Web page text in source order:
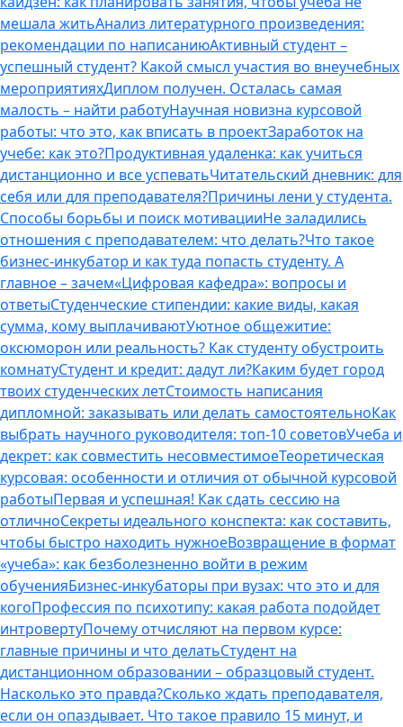
мешала житьАнализ литературного произведения:
рекомендации по написаниюАктивный студент –
успешный студент? Какой смысл участия во внеучебных
мероприятияхДиплом получен. Осталась самая
малость – найти работуНаучная новизна курсовой
работы: что это, как вписать в проектЗаработок на
учебе: как это?Продуктивная удаленка: как учиться
дистанционно и все успеватьЧитательский дневник: для
себя или для преподавателя?Причины лени у студента.
Способы борьбы и поиск мотивацииНе заладились
отношения с преподавателем: что делать?Что такое
бизнес-инкубатор и как туда попасть студенту. А
главное – зачем«Цифровая кафедра»: вопросы и
ответыСтуденческие стипендии: какие виды, какая
сумма, кому выплачиваютУютное общежитие:
оксюморон или реальность? Как студенту обустроить
комнатуСтудент и кредит: дадут ли?Каким будет город
твоих студенческих летСтоимость написания
дипломной: заказывать или делать самостоятельноКак
выбрать научного руководителя: топ-10 советовУчеба и
декрет: как совместить несовместимоеТеоретическая
курсовая: особенности и отличия от обычной курсовой
работыПервая и успешная! Как сдать сессию на
отличноСекреты идеального конспекта: как составить,
чтобы быстро находить нужноеВозвращение в формат
«учеба»: как безболезненно войти в режим
обученияБизнес-инкубаторы при вузах: что это и для
когоПрофессия по психотипу: какая работа подойдет
интровертуПочему отчисляют на первом курсе:
главные причины и что делатьСтудент на
дистанционном образовании – образцовый студент.
Насколько это правда?Сколько ждать преподавателя,
если он опаздывает. Что такое правило 15 минут, и